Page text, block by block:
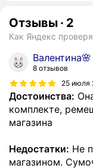
Отзывы · 2
Как Яндекс
Валентина🌸
8 отзывов
25 июля
Достоинства:
комплекте,
магазина
Недостатки: Не
магазином.